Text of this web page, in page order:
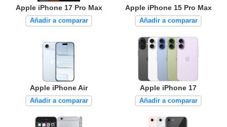
Apple iPhone 17 Pro Max
Añadir a comparar
Apple iPhone 15 Pro Max
Añadir a comparar
Apple iPhone Air
Añadir a comparar
Apple iPhone 17
Añadir a comparar